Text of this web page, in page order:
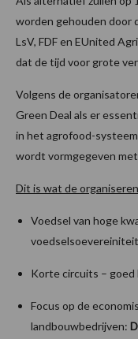
worden gehouden door
LsV, FDF en EUnited
dat de tijd voor grote
Volgens de
Green Deal als er
in het agrofood-
wordt vormgegeven
Dit is wat de
Voedsel van hoge
Korte circuits – goed
Focus op de
landbouwbedrijven: